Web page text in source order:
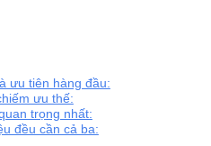
ưu tiên hàng đầu:
ưu thế:
trọng nhất:
đều cần cả ba: